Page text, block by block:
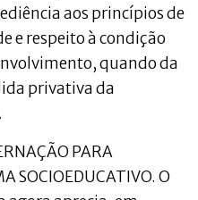
aos princípios de
e respeito à condição
quando da
privativa da
PARA
SOCIOEDUCATIVO. O